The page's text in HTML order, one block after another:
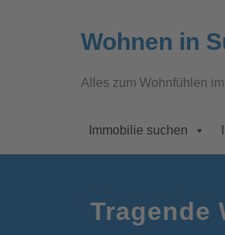
Wohnen in
Alles zum Wohnfühlen
Immobilie suchen
Tragende